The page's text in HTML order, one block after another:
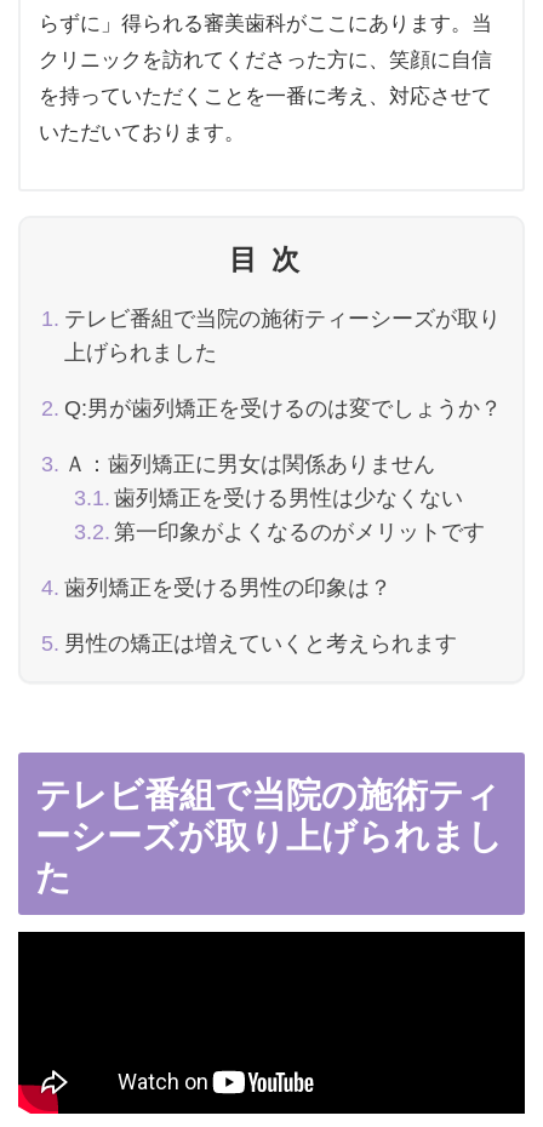
らずに」得られる審美歯科がここにあります。当
クリニックを訪れてくださった方に、笑顔に自信
を持っていただくことを一番に考え、対応させて
いただいております。
目次
テレビ番組で当院の施術ティーシーズが取り
上げられました
Q:男が歯列矯正を受けるのは変でしょうか？
Ａ：歯列矯正に男女は関係ありません
歯列矯正を受ける男性は少なくない
第一印象がよくなるのがメリットです
歯列矯正を受ける男性の印象は？
男性の矯正は増えていくと考えられます
テレビ番組で当院の施術ティ
ーシーズが取り上げられまし
た